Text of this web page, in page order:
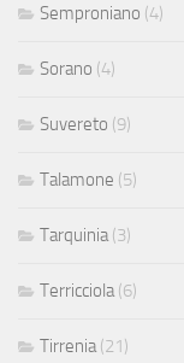
Semproniano (4)
Sorano (4)
Suvereto (9)
Talamone (5)
Tarquinia (3)
Terricciola (6)
Tirrenia (21)